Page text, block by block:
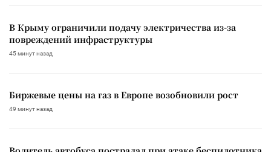
В Крыму ограничили подачу электричества из-за
повреждений инфраструктуры
45 минут назад
Биржевые цены на газ в Европе возобновили рост
49 минут назад